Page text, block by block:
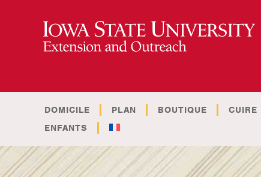
DOMICILE PLAN BOUTIQUE CUIRE
ENFANTS